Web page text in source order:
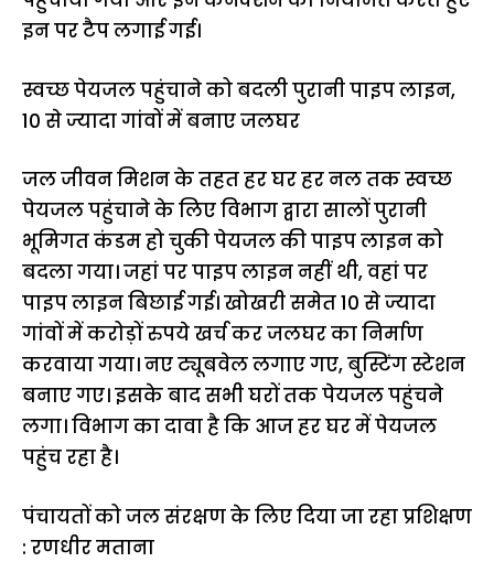
इन पर टैप लगाई गई।
स्वच्छ पेयजल पहुंचाने को बदली पुरानी पाइप लाइन,
10 से ज्यादा गांवों में बनाए जलघर
जल जीवन मिशन के तहत हर घर हर नल तक स्वच्छ
पेयजल पहुंचाने के लिए विभाग द्वारा सालों पुरानी
भूमिगत कंडम हो चुकी पेयजल की पाइप लाइन को
बदला गया। जहां पर पाइप लाइन नहीं थी, वहां पर
पाइप लाइन बिछाई गई। खोखरी समेत 10 से ज्यादा
गांवों में करोड़ों रुपये खर्च कर जलघर का निर्माण
करवाया गया। नए ट्यूबवेल लगाए गए, बुस्टिंग स्टेशन
बनाए गए। इसके बाद सभी घरों तक पेयजल पहुंचने
लगा। विभाग का दावा है कि आज हर घर में पेयजल
पहुंच रहा है।
पंचायतों को जल संरक्षण के लिए दिया जा रहा प्रशिक्षण
: रणधीर मताना